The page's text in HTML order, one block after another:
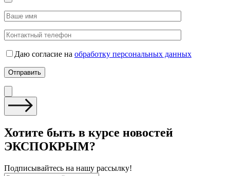
Даю согласие на обработку персональных данных
Хотите быть в курсе новостей
ЭКСПОКРЫМ?
Подписывайтесь на нашу рассылку!